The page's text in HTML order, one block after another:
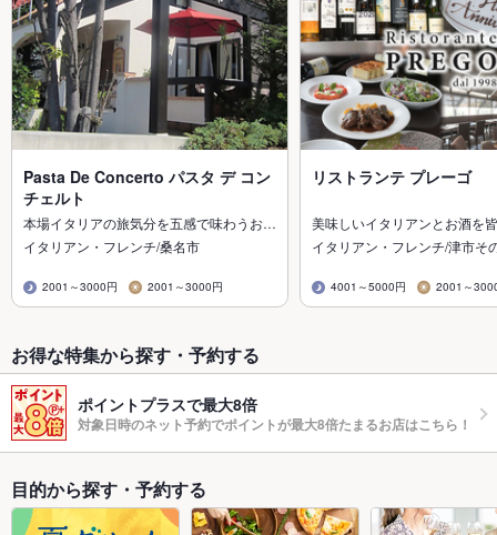
Pasta De Concerto パスタ デ コン
チェルト
本場イタリアの旅気分を五感で味わうお…
イタリアン・フレンチ/桑名市
2001～3000円 2001～3000円
リストランテ プレーゴ
美味しいイタリアンとお酒を
イタリアン・フレンチ/津市そ
4001～5000円 2001～
お得な特集から探す・予約する
ポイントプラスで最大8倍
対象日時のネット予約でポイントが最大8倍たまるお店はこちら！
目的から探す・予約する